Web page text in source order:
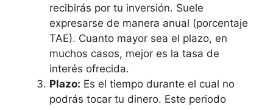
recibirás por tu inversión. Suele
expresarse de manera anual (porcentaje
TAE). Cuanto mayor sea el plazo, en
muchos casos, mejor es la tasa de
interés ofrecida.
Plazo: Es el tiempo durante el cual no
podrás tocar tu dinero. Este periodo